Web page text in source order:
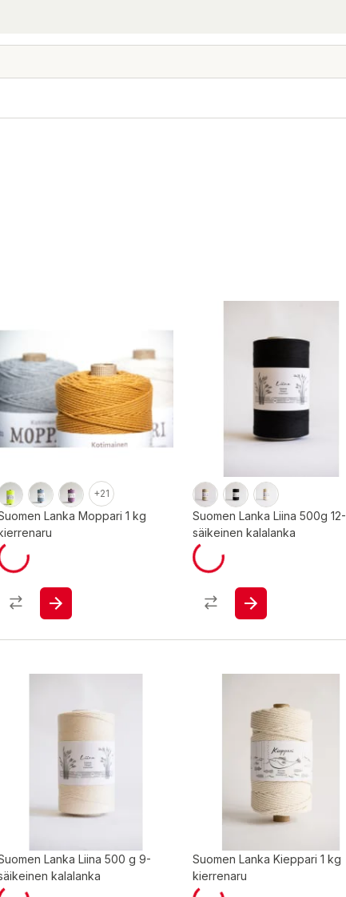
+21
Lanka Moppari 1 kg
Suomen Lanka Liina 500g 12-
säikeinen kalalanka
Lanka Liina 500 g 9-
kalalanka
Suomen Lanka Kieppari 1 kg
kierrenaru